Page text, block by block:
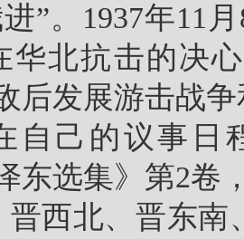
”。1937年11
华北抗击的决
后发展游击战
自己的议事日
东选集》第2卷
晋西北、晋东南